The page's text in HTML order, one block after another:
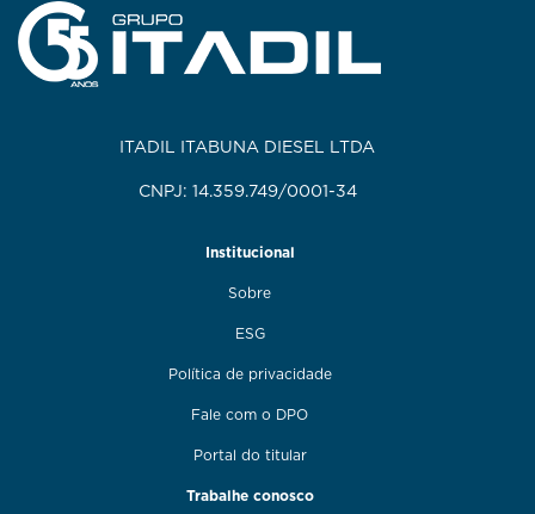
ITADIL ITABUNA DIESEL LTDA
CNPJ: 14.359.749/0001-34
Institucional
Sobre
ESG
Política de privacidade
Fale com o DPO
Portal do titular
Trabalhe conosco